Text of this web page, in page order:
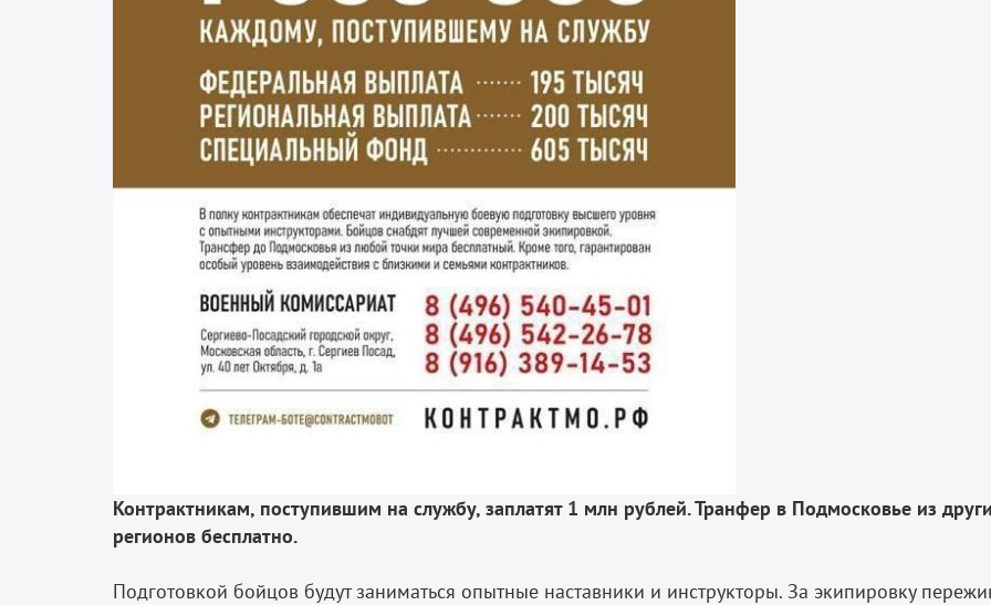
Контрактникам, поступившим на службу, заплатят 1 млн рублей. Транфер в Подмосковье из
регионов бесплатно.
Подготовкой бойцов будут заниматься опытные наставники и инструкторы. За экипировку